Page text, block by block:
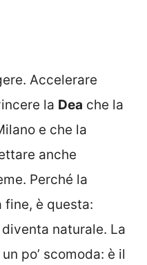
Accelerare
la Dea che la
e che la
anche
Perché la
è questa:
naturale. La
po’ scomoda: è il